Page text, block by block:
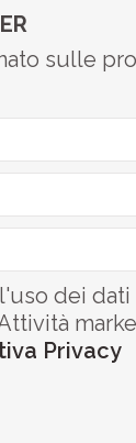
sulle
dei
Privacy